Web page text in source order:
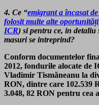
4. Ce “emigrant a încasat
folosit multe alte oportunități
ICR) si pentru ce, in detaliu
masuri se intreprind?
Conform documentelor
2012, fondurile alocate de
Vladimir Tismăneanu la
RON, dintre care 102.539
3.048, 82 RON pentru cea